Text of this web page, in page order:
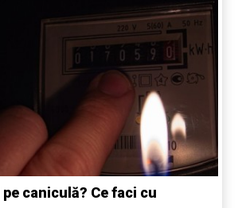
caniculă? Ce faci cu